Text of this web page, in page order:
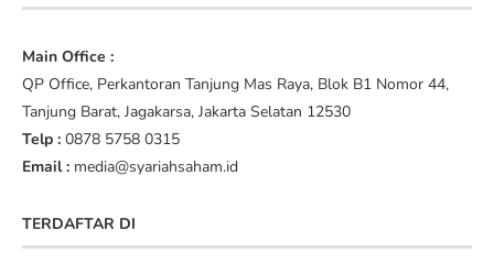
Main Office :
QP Office, Perkantoran Tanjung Mas Raya, Blok B1 Nomor 44,
Tanjung Barat, Jagakarsa, Jakarta Selatan 12530
Telp : 0878 5758 0315
Email : media@syariahsaham.id
TERDAFTAR DI